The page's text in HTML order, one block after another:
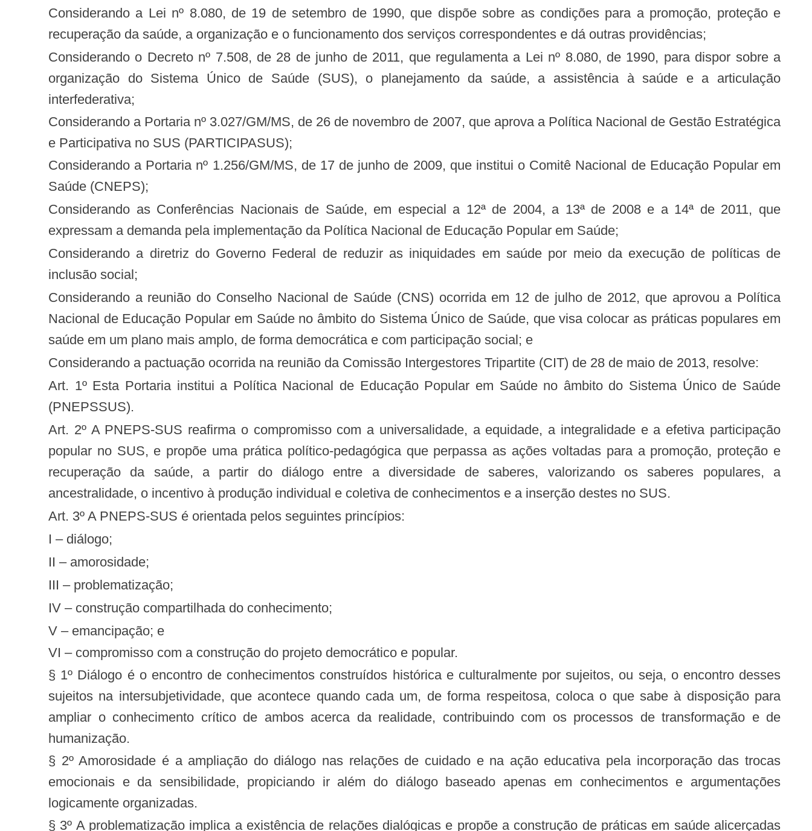
Considerando a Lei nº 8.080, de 19 de setembro de 1990, que dispõe sobre as condições para a promoção, proteção e
recuperação da saúde, a organização e o funcionamento dos serviços correspondentes e dá outras providências;
Considerando o Decreto nº 7.508, de 28 de junho de 2011, que regulamenta a Lei nº 8.080, de 1990, para dispor sobre a
organização do Sistema Único de Saúde (SUS), o planejamento da saúde, a assistência à saúde e a articulação
interfederativa;
Considerando a Portaria nº 3.027/GM/MS, de 26 de novembro de 2007, que aprova a Política Nacional de Gestão Estratégica
e Participativa no SUS (PARTICIPASUS);
Considerando a Portaria nº 1.256/GM/MS, de 17 de junho de 2009, que institui o Comitê Nacional de Educação Popular em
Saúde (CNEPS);
Considerando as Conferências Nacionais de Saúde, em especial a 12ª de 2004, a 13ª de 2008 e a 14ª de 2011, que
expressam a demanda pela implementação da Política Nacional de Educação Popular em Saúde;
Considerando a diretriz do Governo Federal de reduzir as iniquidades em saúde por meio da execução de políticas de
inclusão social;
Considerando a reunião do Conselho Nacional de Saúde (CNS) ocorrida em 12 de julho de 2012, que aprovou a Política
Nacional de Educação Popular em Saúde no âmbito do Sistema Único de Saúde, que visa colocar as práticas populares em
saúde em um plano mais amplo, de forma democrática e com participação social; e
Considerando a pactuação ocorrida na reunião da Comissão Intergestores Tripartite (CIT) de 28 de maio de 2013, resolve:
Art. 1º Esta Portaria institui a Política Nacional de Educação Popular em Saúde no âmbito do Sistema Único de Saúde
(PNEPSSUS).
Art. 2º A PNEPS-SUS reafirma o compromisso com a universalidade, a equidade, a integralidade e a efetiva participação
popular no SUS, e propõe uma prática político-pedagógica que perpassa as ações voltadas para a promoção, proteção e
recuperação da saúde, a partir do diálogo entre a diversidade de saberes, valorizando os saberes populares, a
ancestralidade, o incentivo à produção individual e coletiva de conhecimentos e a inserção destes no SUS.
Art. 3º A PNEPS-SUS é orientada pelos seguintes princípios:
I – diálogo;
II – amorosidade;
III – problematização;
IV – construção compartilhada do conhecimento;
V – emancipação; e
VI – compromisso com a construção do projeto democrático e popular.
§ 1º Diálogo é o encontro de conhecimentos construídos histórica e culturalmente por sujeitos, ou seja, o encontro desses
sujeitos na intersubjetividade, que acontece quando cada um, de forma respeitosa, coloca o que sabe à disposição para
ampliar o conhecimento crítico de ambos acerca da realidade, contribuindo com os processos de transformação e de
humanização.
§ 2º Amorosidade é a ampliação do diálogo nas relações de cuidado e na ação educativa pela incorporação das trocas
emocionais e da sensibilidade, propiciando ir além do diálogo baseado apenas em conhecimentos e argumentações
logicamente organizadas.
§ 3º A problematização implica a existência de relações dialógicas e propõe a construção de práticas em saúde alicerçadas